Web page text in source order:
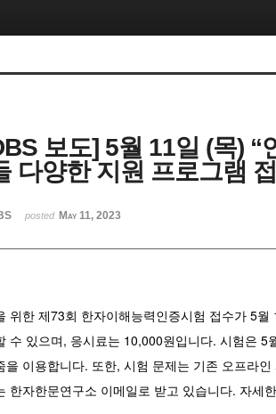
보도] 5월 11일 (목) “
다양한 지원 프로그램
posted May 11, 2023
위한 제73회 한자이해능력인증시험 접수가 5
수 있으며, 응시료는 10,000원입니다. 시험은
을 이용합니다. 또한, 시험 문제는 기존 오프라
한자한문연구소 이메일로 받고 있습니다. 자세